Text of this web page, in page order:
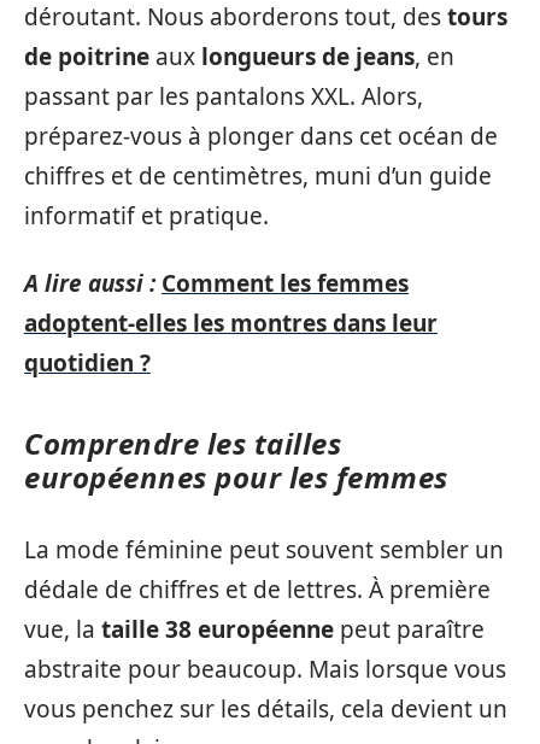
déroutant. Nous aborderons tout, destours
de poitrine aux longueurs de jeans, en
passant par les pantalons XXL. Alors,
préparez-vous à plonger dans cet océan de
chiffres et de centimètres, muni d’un guide
informatif et pratique.
A lire aussi : Comment les femmes
adoptent-elles les montres dans leur
quotidien ?
Comprendre les tailles
européennes pour les femmes
La mode féminine peut souvent sembler un
dédale de chiffres et de lettres. À première
vue, la taille 38 européenne peut paraître
abstraite pour beaucoup. Mais lorsque vous
vous penchez sur les détails, cela devient un